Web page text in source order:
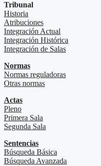
Tribunal
Historia
Atribuciones
Integración Actual
Integración Histórica
Integración de Salas
Normas
Normas reguladoras
Otras normas
Actas
Pleno
Primera Sala
Segunda Sala
Sentencias
Búsqueda Básica
Búsqueda Avanzada